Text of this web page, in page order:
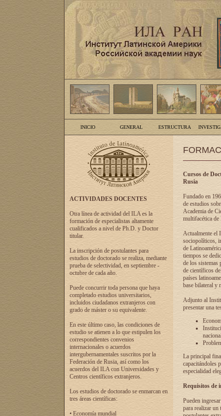
INICIO GENERAL ESTRUCTURA
ACTIVIDADES DOCENTES
Otra línea de actividad del ILA es la
formación de especialistas altamente
cualificados a nivel de Ph.D. y Doctor
titular.
La inscripción de postulantes para
estudios de doctorado se realiza, mediante
prueba de selectividad, en septiembre -
octubre de cada año.
Puede concurrir toda persona que haya
completado estudios universitarios,
incluidos ciudadanos extranjeros con
grado de máster o su equivalente.
En este último caso, las condiciones de
estudio se atienen a lo que estipulen los
correspondientes convenios
internacionales o acuerdos
intergubernamentales suscritos por la
Federación de Rusia, así como los
acuerdos del ILA con Universidades y
Centros científicos extranjeros.
Los estudios de doctorado se enmarcan en
tres áreas científicas:
• Economía mundial
Cursos de
Rusia
Fundado en
de estudios
Academia de
multifacética de
Actualmente el
sociopolíticos,
de
tiempos se
de los sistemas
de científicos
países
base bilateral y
Adjunto al
presentar una
La principal
capacitándoles
especialidad
Requisitos de
Pueden
para realizar un